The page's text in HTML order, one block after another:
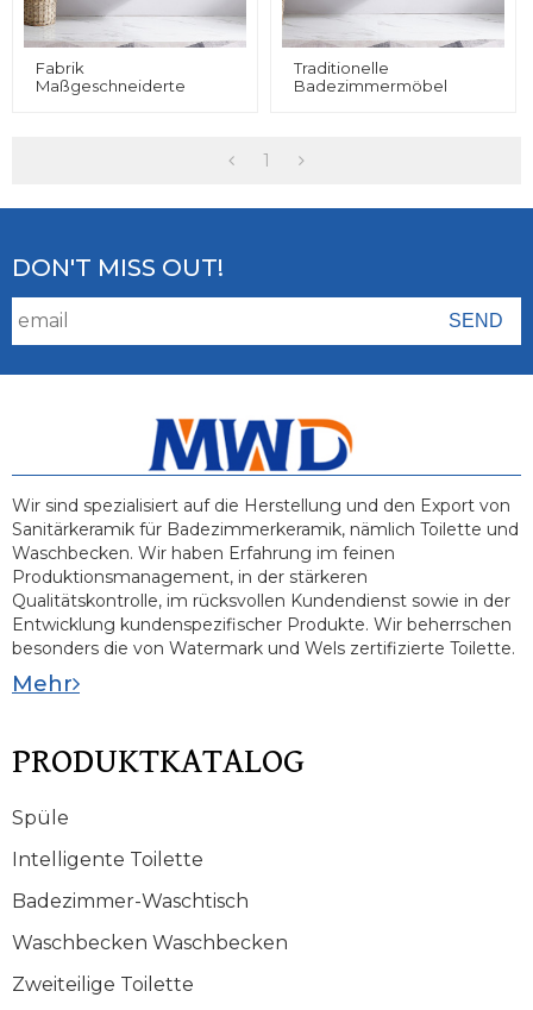
Fabrik
Maßgeschneiderte
Traditionelle
Badezimmermöbel
Eitelkeit
1
DON'T MISS OUT!
Wir sind spezialisiert auf die Herstellung und den Export von
Sanitärkeramik für Badezimmerkeramik, nämlich Toilette und
Waschbecken. Wir haben Erfahrung im feinen
Produktionsmanagement, in der stärkeren
Qualitätskontrolle, im rücksvollen Kundendienst sowie in der
Entwicklung kundenspezifischer Produkte. Wir beherrschen
besonders die von Watermark und Wels zertifizierte Toilette.
Mehr
PRODUKTKATALOG
Spüle
Intelligente Toilette
Badezimmer-Waschtisch
Waschbecken Waschbecken
Zweiteilige Toilette